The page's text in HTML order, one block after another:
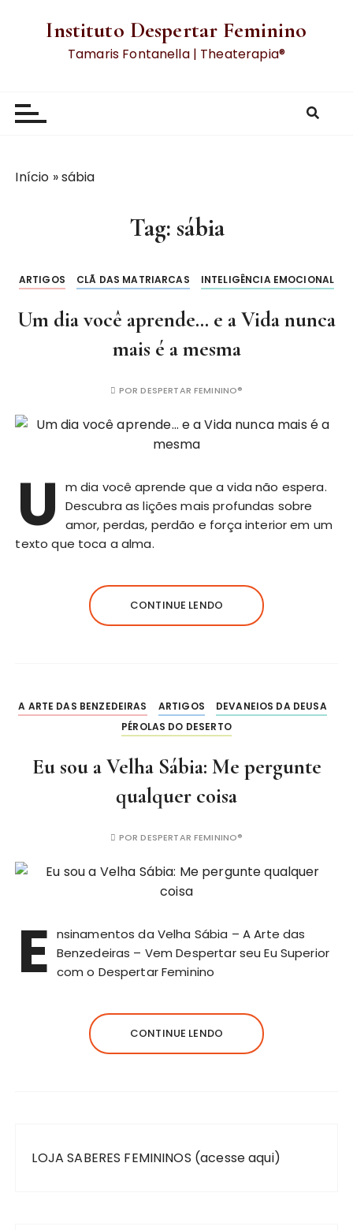
Instituto Despertar Feminino
Tamaris Fontanella | Theaterapia®
Início »sábia
Tag: sábia
ARTIGOS CLÃ DAS MATRIARCAS INTELIGÊNCIA EMOCIONAL
Um dia você aprende… e a Vida nunca
mais é a mesma
PORDESPERTAR FEMININO®
U
m dia você aprende que a vida não espera.
Descubra as lições mais profundas sobre
amor, perdas, perdão e força interior em um
texto que toca a alma.
CONTINUE LENDO
A ARTE DAS BENZEDEIRAS ARTIGOS
DEVANEIOS DA DEUSA
PÉROLAS DO DESERTO
Eu sou a Velha Sábia: Me pergunte
qualquer coisa
PORDESPERTAR FEMININO®
E nsinamentos da Velha Sábia – A Arte das
Benzedeiras – Vem Despertar seu Eu Superior
com o Despertar Feminino
CONTINUE LENDO
LOJA SABERES FEMININOS (acesse aqui)